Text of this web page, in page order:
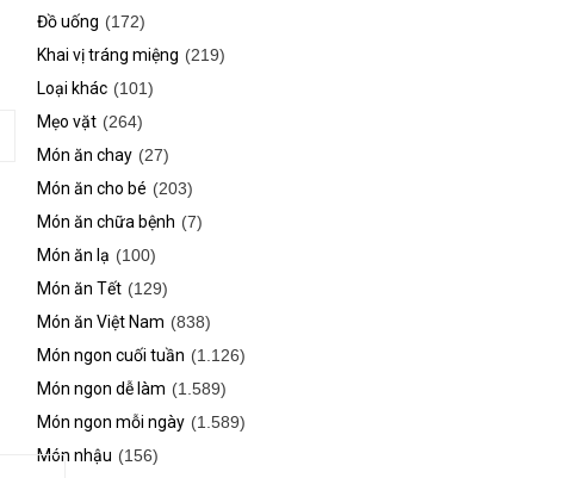
Đồ uống (172)
Khai vị tráng miệng (219)
Loại khác (101)
Mẹo vặt (264)
Món ăn chay (27)
Món ăn cho bé (203)
Món ăn chữa bệnh (7)
Món ăn lạ (100)
Món ăn Tết (129)
Món ăn Việt Nam (838)
Món ngon cuối tuần (1.126)
Món ngon dễ làm (1.589)
Món ngon mỗi ngày (1.589)
Món nhậu (156)